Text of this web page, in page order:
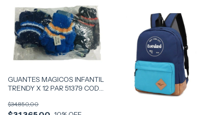
GUANTES MAGICOS INFANTIL
TRENDY X 12 PAR 51379 COD
$34.850,00